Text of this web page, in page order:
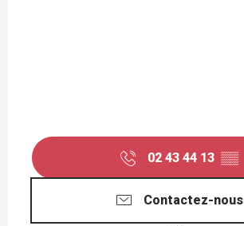
02 43 44 13 ▒▒
Contactez-nous